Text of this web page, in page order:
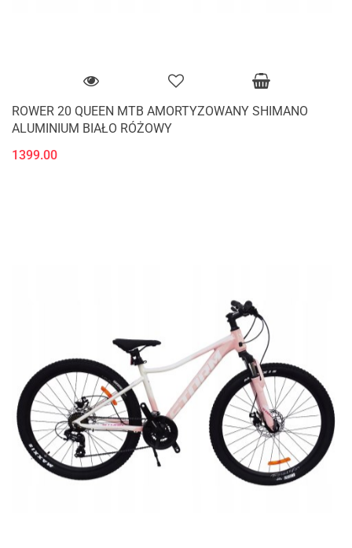
ROWER 20 QUEEN MTB AMORTYZOWANY SHIMANO
ALUMINIUM BIAŁO RÓŻOWY
1399.00